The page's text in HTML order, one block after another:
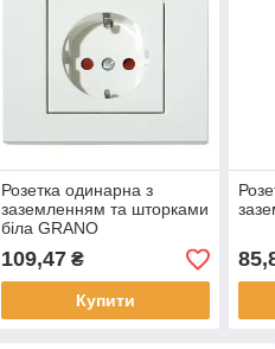
Розетка одинарна з
заземленням та шторками
біла GRANO
109,47₴
Купити